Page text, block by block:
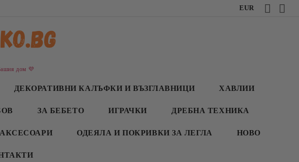
EUR
дом 💜
ДЕКОРАТИВНИ КАЛЪФКИ И ВЪЗГЛАВНИЦИ ХАВЛИИ
ЗА БЕБЕТО ИГРАЧКИ ДРЕБНА ТЕХНИКА
АКСЕСОАРИ ОДЕЯЛА И ПОКРИВКИ ЗА ЛЕГЛА НОВО